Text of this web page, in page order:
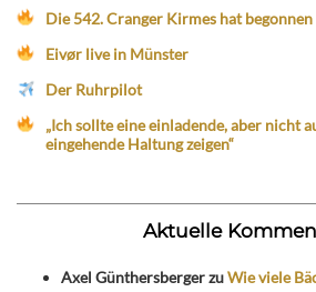
Die 542. Cranger Kirmes hat begonnen
Eivør live in Münster
Der Ruhrpilot
„Ich sollte eine einladende, aber nicht
eingehende Haltung zeigen“
Aktuelle
Axel GünthersbergerzuWie viele